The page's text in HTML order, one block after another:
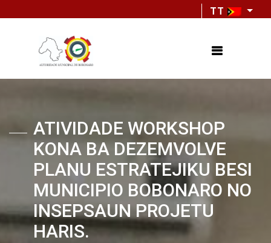
TT
ATIVIDADE WORKSHOP
KONA BA DEZEMVOLVE
PLANU ESTRATEJIKU BESI
MUNICIPIO BOBONARO NO
INSEPSAUN PROJETU
HARIS.